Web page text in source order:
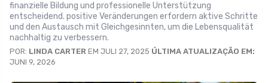
finanzielle Bildung und professionelle Unterstützung
entscheidend. positive Veränderungen erfordern aktive Schritte
und den Austausch mit Gleichgesinnten, um die Lebensqualität
nachhaltig zu verbessern.
POR: LINDA CARTER EM JULI 27, 2025 ÚLTIMA ATUALIZAÇÃO EM:
JUNI 9, 2026